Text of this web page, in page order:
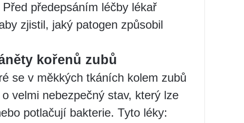
předepsáním léčby lékař
zjistil, jaký patogen způsobil
kořenů zubů
se v měkkých tkáních kolem zubů
velmi nebezpečný stav, který lze
potlačují bakterie. Tyto léky: